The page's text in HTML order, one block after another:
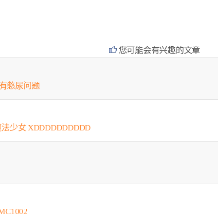
您可能会有兴趣的文章
憋尿问题
少女 XDDDDDDDDDD